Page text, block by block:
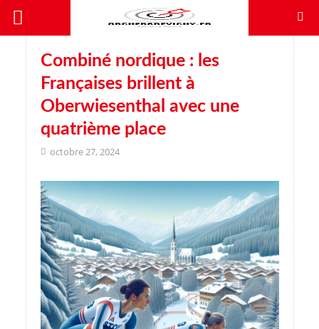
Combiné nordique : les
Françaises brillent à
Oberwiesenthal avec une
quatrième place
octobre 27, 2024